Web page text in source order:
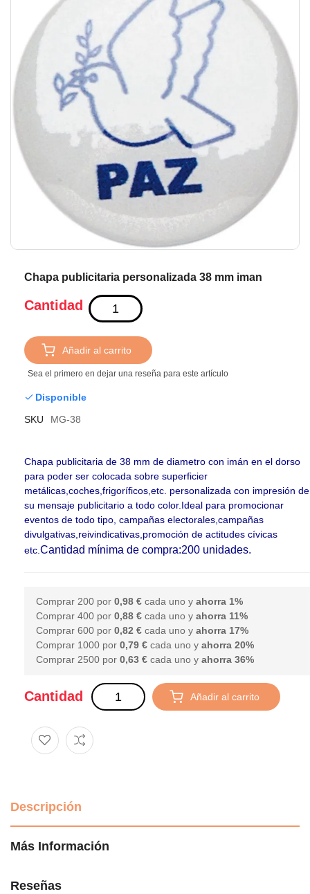
galería
imágenes
Chapa publicitaria personalizada 38 mm iman
Cantidad
Añadir al carrito
Sea el primero en dejar una reseña para este artículo
Disponible
SKU
MG-38
Chapa publicitaria de 38 mm de diametro con imán en el dorso
para poder ser colocada sobre superficier
metálicas,coches,frigoríficos,etc. personalizada con impresión de
su mensaje publicitario a todo color.Ideal para promocionar
eventos de todo tipo, campañas electorales,campañas
divulgativas,reivindicativas,promoción de actitudes cívicas
etc. Cantidad mínima de compra:200 unidades.
Comprar 200 por0,98 € cada uno yahorra 1%
Comprar 400 por0,88 € cada uno yahorra 11%
Comprar 600 por0,82 € cada uno yahorra 17%
Comprar 1000 por0,79 € cada uno yahorra20%
Comprar 2500 por0,63 € cada uno yahorra36%
Cantidad Añadir al carrito
Descripción
Más Información
Reseñas